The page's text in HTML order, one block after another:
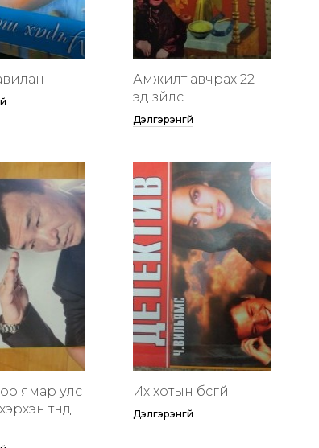
Амжилт авчрах 22
эд зүйлс
Дэлгэрэнгүй
ямар улс
түүнд
Их хотын бүсгүй
Дэлгэрэнгүй